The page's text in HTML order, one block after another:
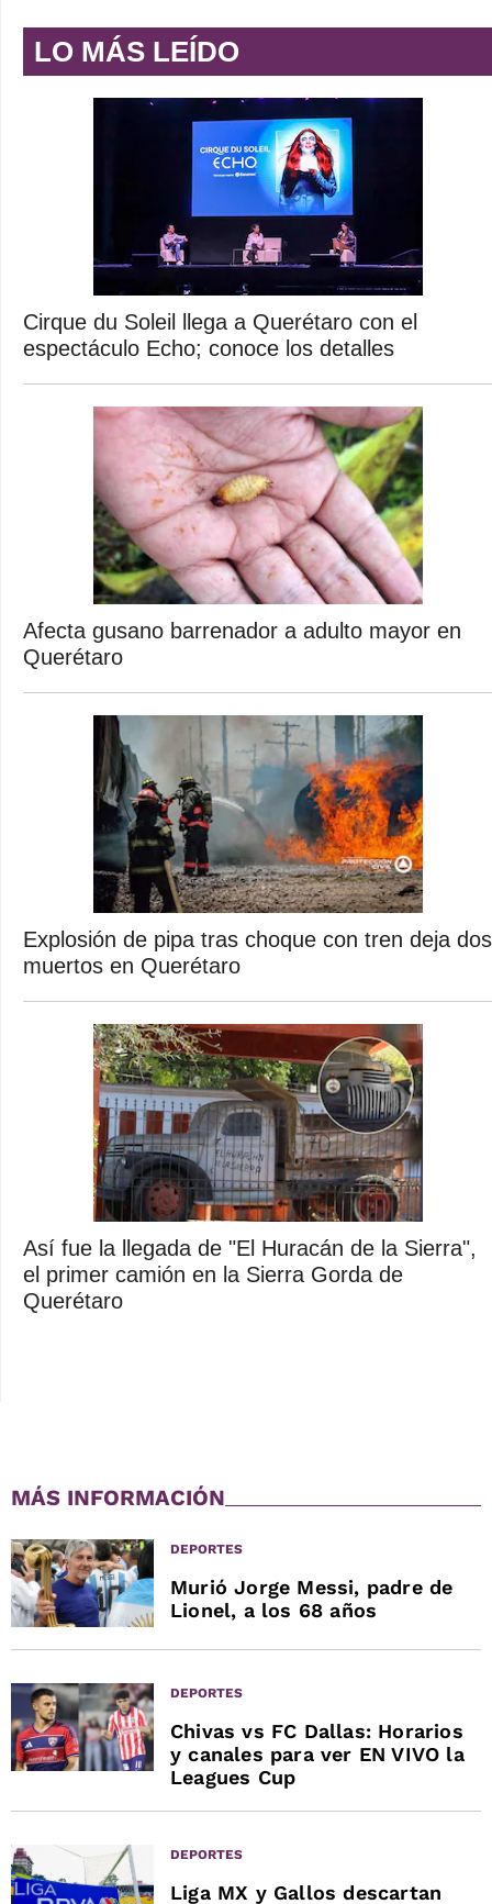
LO MÁS LEÍDO
Cirque du Soleil llega a Querétaro con el
espectáculo Echo; conoce los detalles
Afecta gusano barrenador a adulto mayor en
Querétaro
Explosión de pipa tras choque con tren deja dos
muertos en Querétaro
Así fue la llegada de "El Huracán de la Sierra",
el primer camión en la Sierra Gorda de
Querétaro
MÁS INFORMACIÓN
DEPORTES
Murió Jorge Messi, padre de
Lionel, a los 68 años
DEPORTES
Chivas vs FC Dallas: Horarios
y canales para ver EN VIVO la
Leagues Cup
DEPORTES
Liga MX y Gallos descartan